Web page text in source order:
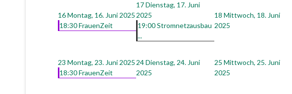
16Montag, 16. Juni 2025
18:30 FrauenZeit
17Dienstag, 17. Juni
2025
19:00 Stromnetzausbau
...
18 Mittwoch, 18. Juni
2025
23 Montag, 23. Juni 2025
18:30 FrauenZeit
24Dienstag, 24. Juni
2025
25 Mittwoch, 25. Juni
2025